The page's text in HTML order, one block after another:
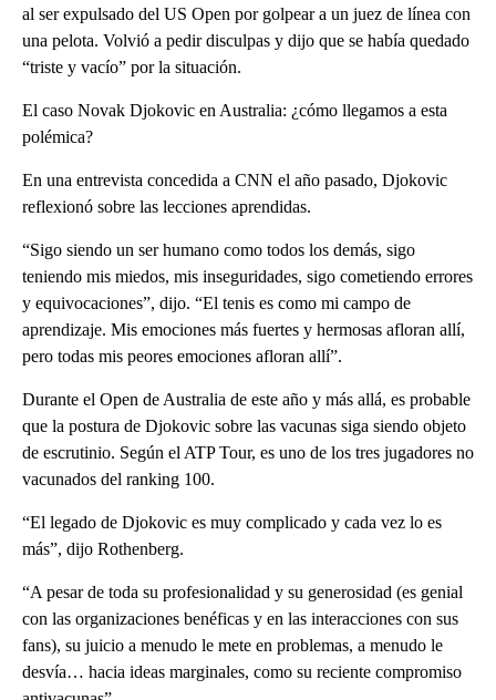
al ser expulsado del US Open por golpear a un juez de línea con
una pelota. Volvió a pedir disculpas y dijo que se había quedado
“triste y vacío” por la situación.
El caso Novak Djokovic en Australia: ¿cómo llegamos a esta
polémica?
En una entrevista concedida a CNN el año pasado, Djokovic
reflexionó sobre las lecciones aprendidas.
“Sigo siendo un ser humano como todos los demás, sigo
teniendo mis miedos, mis inseguridades, sigo cometiendo errores
y equivocaciones”, dijo. “El tenis es como mi campo de
aprendizaje. Mis emociones más fuertes y hermosas afloran allí,
pero todas mis peores emociones afloran allí”.
Durante el Open de Australia de este año y más allá, es probable
que la postura de Djokovic sobre las vacunas siga siendo objeto
de escrutinio. Según el ATP Tour, es uno de los tres jugadores no
vacunados del ranking 100.
“El legado de Djokovic es muy complicado y cada vez lo es
más”, dijo Rothenberg.
“A pesar de toda su profesionalidad y su generosidad (es genial
con las organizaciones benéficas y en las interacciones con sus
fans), su juicio a menudo le mete en problemas, a menudo le
desvía… hacia ideas marginales, como su reciente compromiso